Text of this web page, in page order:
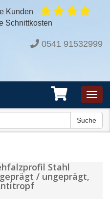
Kunden
Schnittkosten
0541 91532999
Suche
Stahl
/ ungeprägt,